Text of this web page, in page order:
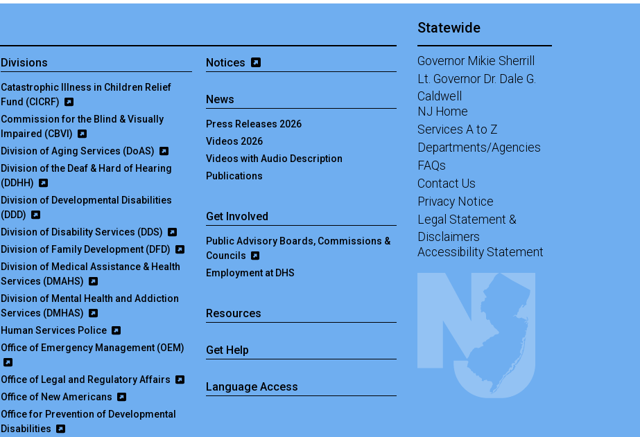
Divisions
Catastrophic Illness in Children Relief
Fund (CICRF)
Commission for the Blind & Visually
Impaired (CBVI)
Division of Aging Services (DoAS)
Division of the Deaf & Hard of Hearing
(DDHH)
Division of Developmental Disabilities
(DDD)
Division of Disability Services (DDS)
Division of Family Development (DFD)
Division of Medical Assistance & Health
Services (DMAHS)
Division of Mental Health and Addiction
Services (DMHAS)
Human Services Police
Office of Emergency Management (OEM)
Office of Legal and Regulatory Affairs
Office of New Americans
Office for Prevention of Developmental
Disabilities
Notices
News
Press Releases 2026
Videos 2026
Videos with Audio Description
Publications
Get Involved
Public Advisory Boards, Commissions &
Councils
Employment at DHS
Resources
Get Help
Language Access
Statewide
Governor Mikie Sherrill
Lt. Governor Dr. Dale G.
Caldwell
NJ Home
Services A to Z
Departments/Agencies
FAQs
Contact Us
Privacy Notice
Legal Statement &
Disclaimers
Accessibility Statement